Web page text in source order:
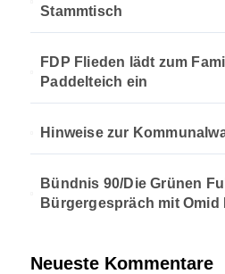
Stammtisch
FDP Flieden lädt zum
Paddelteich ein
Hinweise zur
Bündnis 90/Die Grünen
Bürgergespräch mit Omid
Neueste Kommentare